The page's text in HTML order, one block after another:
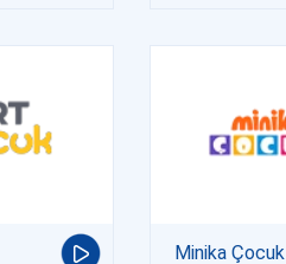
Minika Çocuk